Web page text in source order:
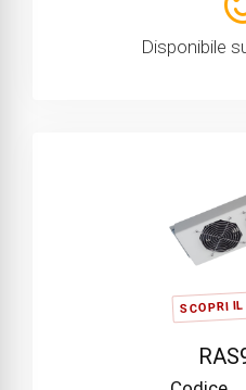
Disponibile
SCOPRI